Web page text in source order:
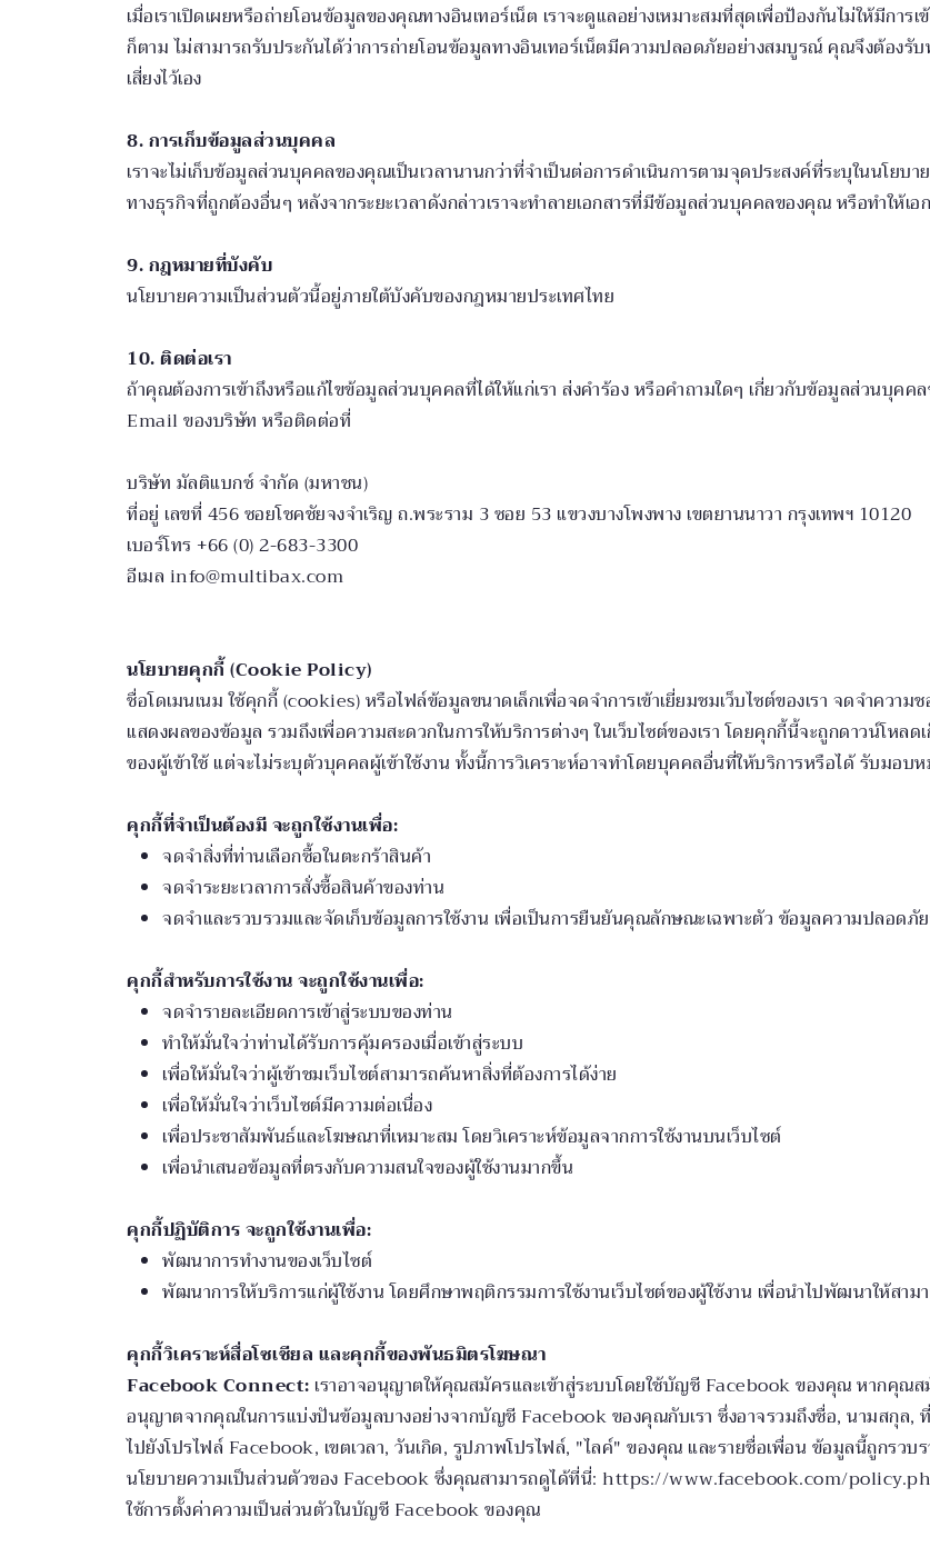
เมื่อเราเปิดเผยหรือถ่ายโอนข้อมูลของคุณทางอินเทอร์เน็ต เราจะดูแลอย่างเหมาะสมที่สุดเพื่อป้องกันไม่ให้มีก
ก็ตาม ไม่สามารถรับประกันได้ว่าการถ่ายโอนข้อมูลทางอินเทอร์เน็ตมีความปลอดภัยอย่างสมบูรณ์ คุณจึงต้อง
เสี่ยงไว้เอง
8. การเก็บข้อมูลส่วนบุคคล
เราจะไม่เก็บข้อมูลส่วนบุคคลของคุณเป็นเวลานานกว่าที่จำเป็นต่อการดำเนินการตามจุดประสงค์ที่ระบุในนโย
ทางธุรกิจที่ถูกต้องอื่นๆ หลังจากระยะเวลาดังกล่าวเราจะทำลายเอกสารที่มีข้อมูลส่วนบุคคลของคุณ หรือทำให้เ
9. กฎหมายที่บังคับ
นโยบายความเป็นส่วนตัวนี้อยู่ภายใต้บังคับของกฎหมายประเทศไทย
10. ติดต่อเรา
ถ้าคุณต้องการเข้าถึงหรือแก้ไขข้อมูลส่วนบุคคลที่ได้ให้แก่เรา ส่งคำร้อง หรือคำถามใดๆ เกี่ยวกับข้อมูลส่วนบุค
Email ของบริษัท หรือติดต่อที่
บริษัท มัลติแบกซ์ จำกัด (มหาชน)
ที่อยู่ เลขที่ 456 ซอยโชคชัยจงจำเริญ ถ.พระราม 3 ซอย 53 แขวงบางโพงพาง เขตยานนาวา กรุงเทพฯ 10120
เบอร์โทร +66 (0) 2-683-3300
อีเมล info@multibax.com
นโยบายคุกกี้ (Cookie Policy)
ชื่อโดเมนเนม ใช้คุกกี้ (cookies) หรือไฟล์ข้อมูลขนาดเล็กเพื่อจดจำการเข้าเยี่ยมชมเว็บไซต์ของเรา จดจำความ
แสดงผลของข้อมูล รวมถึงเพื่อความสะดวกในการให้บริการต่างๆ ในเว็บไซต์ของเรา โดยคุกกี้นี้จะถูกดาวน์โหล
ของผู้เข้าใช้ แต่จะไม่ระบุตัวบุคคลผู้เข้าใช้งาน ทั้งนี้การวิเคราะห์อาจทำโดยบุคคลอื่นที่ให้บริการหรือได้ รับม
คุกกี้ที่จำเป็นต้องมี จะถูกใช้งานเพื่อ:
จดจำสิ่งที่ท่านเลือกซื้อในตะกร้าสินค้า
จดจำระยะเวลาการสั่งซื้อสินค้าของท่าน
จดจำและรวบรวมและจัดเก็บข้อมูลการใช้งาน เพื่อเป็นการยืนยันคุณลักษณะเฉพาะตัว ข้อมูลความปลอดภั
คุกกี้สำหรับการใช้งาน จะถูกใช้งานเพื่อ:
จดจำรายละเอียดการเข้าสู่ระบบของท่าน
ทำให้มั่นใจว่าท่านได้รับการคุ้มครองเมื่อเข้าสู่ระบบ
เพื่อให้มั่นใจว่าผู้เข้าชมเว็บไซต์สามารถค้นหาสิ่งที่ต้องการได้ง่าย
เพื่อให้มั่นใจว่าเว็บไซต์มีความต่อเนื่อง
เพื่อประชาสัมพันธ์และโฆษณาที่เหมาะสม โดยวิเคราะห์ข้อมูลจากการใช้งานบนเว็บไซต์
เพื่อนำเสนอข้อมูลที่ตรงกับความสนใจของผู้ใช้งานมากขึ้น
คุกกี้ปฏิบัติการ จะถูกใช้งานเพื่อ:
พัฒนาการทำงานของเว็บไซต์
พัฒนาการให้บริการแก่ผู้ใช้งาน โดยศึกษาพฤติกรรมการใช้งานเว็บไซต์ของผู้ใช้งาน เพื่อนำไปพัฒนาให้สาม
คุกกี้วิเคราะห์สื่อโซเชียล และคุกกี้ของพันธมิตรโฆษณา
Facebook Connect: เราอาจอนุญาตให้คุณสมัครและเข้าสู่ระบบโดยใช้บัญชี Facebook ของคุณ หากคุณ
อนุญาตจากคุณในการแบ่งปันข้อมูลบางอย่างจากบัญชี Facebook ของคุณกับเรา ซึ่งอาจรวมถึงชื่อ, นามสกุล,
ไปยังโปรไฟล์ Facebook, เขตเวลา, วันเกิด, รูปภาพโปรไฟล์, "ไลค์" ของคุณ และรายชื่อเพื่อน ข้อมูลนี้ถูกรวบ
นโยบายความเป็นส่วนตัวของ Facebook ซึ่งคุณสามารถดูได้ที่นี่: https://www.facebook.com/
ใช้การตั้งค่าความเป็นส่วนตัวในบัญชี Facebook ของคุณ